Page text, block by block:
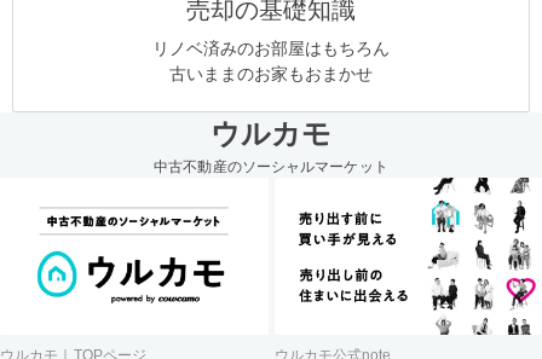
売却の基礎知識
リノベ済みのお部屋はもちろん
古いままのお家もおまかせ
ウルカモ
中古不動産のソーシャルマーケット
ウルカモ｜TOPページ ウルカモ公式note